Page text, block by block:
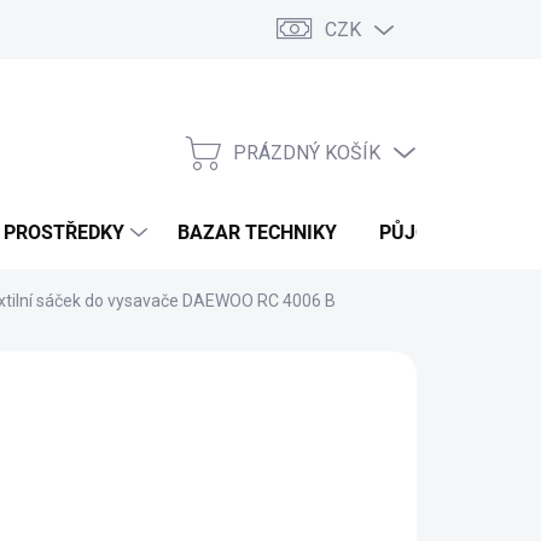
CZK
NÁKUPNÍ
PRÁZDNÝ KOŠÍK
BAZAR TECHNIKY PŮJČOVNA
sáček do vysavače DAEWOO RC 4006 B